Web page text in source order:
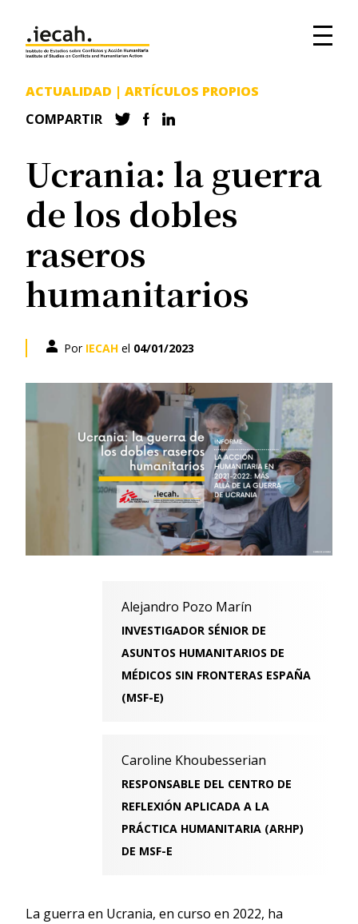
ACTUALIDAD | ARTÍCULOS PROPIOS
COMPARTIR
Ucrania: la guerra
de los dobles
raseros
humanitarios
Por IECAH el 04/01/2023
Alejandro Pozo Marín
INVESTIGADOR SÉNIOR DE
ASUNTOS HUMANITARIOS DE
MÉDICOS SIN FRONTERAS ESPAÑA
(MSF-E)
Caroline Khoubesserian
RESPONSABLE DEL CENTRO DE
REFLEXIÓN APLICADA A LA
PRÁCTICA HUMANITARIA (ARHP)
DE MSF-E
La guerra en Ucrania, en curso en 2022, ha